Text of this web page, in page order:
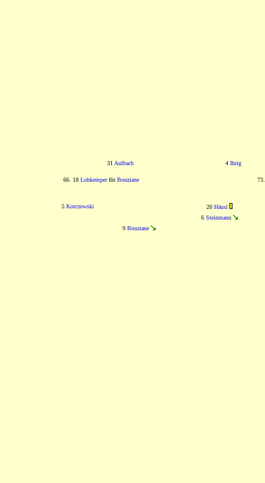
31 Aulbach 4 Ihrig
66. 18 LohkemperfürBouziane
5 Korczowski 20 Häusl
6 Steinmann
9 Bouziane